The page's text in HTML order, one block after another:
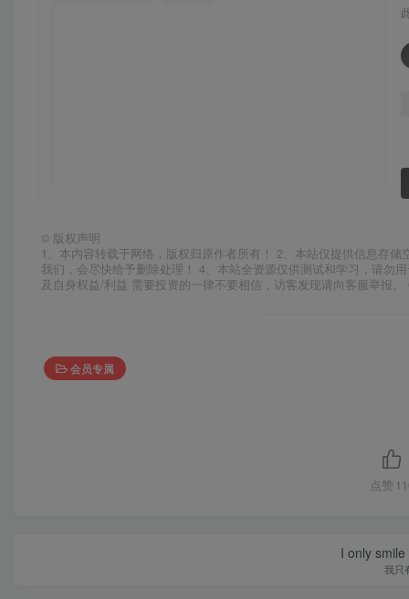
© 版权声明
1、本内容转载于网络，版权归原作者所有！ 2、本站仅提供信息存
我们，会尽快给予删除处理！ 4、本站全资源仅供测试和学习，请勿
及自身权益/利益 需要投资的一律不要相信，访客发现请向客服举报
会员专属
点赞
I only
我只